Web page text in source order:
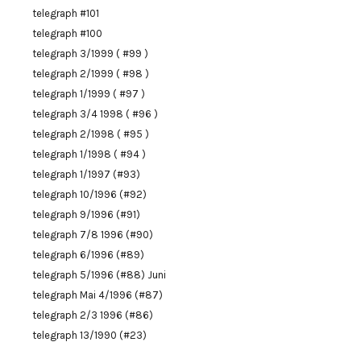
telegraph #101
telegraph #100
telegraph 3/1999 ( #99 )
telegraph 2/1999 ( #98 )
telegraph 1/1999 ( #97 )
telegraph 3/4 1998 ( #96 )
telegraph 2/1998 ( #95 )
telegraph 1/1998 ( #94 )
telegraph 1/1997 (#93)
telegraph 10/1996 (#92)
telegraph 9/1996 (#91)
telegraph 7/8 1996 (#90)
telegraph 6/1996 (#89)
telegraph 5/1996 (#88) Juni
telegraph Mai 4/1996 (#87)
telegraph 2/3 1996 (#86)
telegraph 13/1990 (#23)